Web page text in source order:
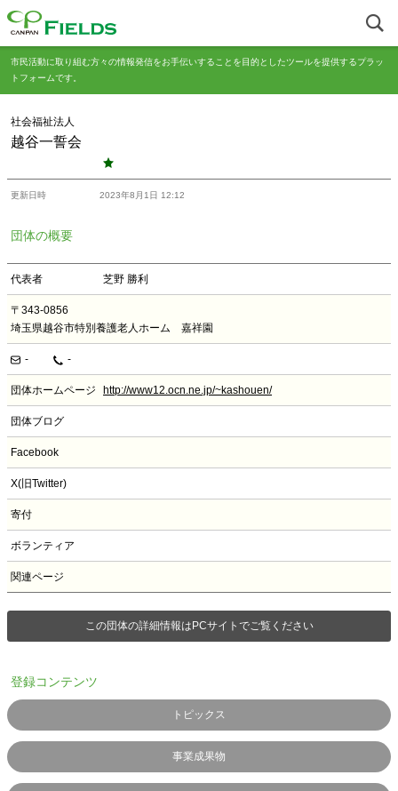
市民活動に取り組む方々の情報発信をお手伝いすることを目的としたツールを提供するプラッ
トフォームです。
社会福祉法人
越谷一誓会
更新日時 2023年8月1日 12:12
団体の概要
代表者 芝野 勝利
〒343-0856
埼玉県越谷市特別養護老人ホーム 嘉祥園
- -
団体ホームページ http://www12.ocn.ne.jp/~kashouen/
団体ブログ
Facebook
X(旧Twitter)
寄付
ボランティア
関連ページ
この団体の詳細情報はPCサイトでご覧ください
登録コンテンツ
トピックス
事業成果物